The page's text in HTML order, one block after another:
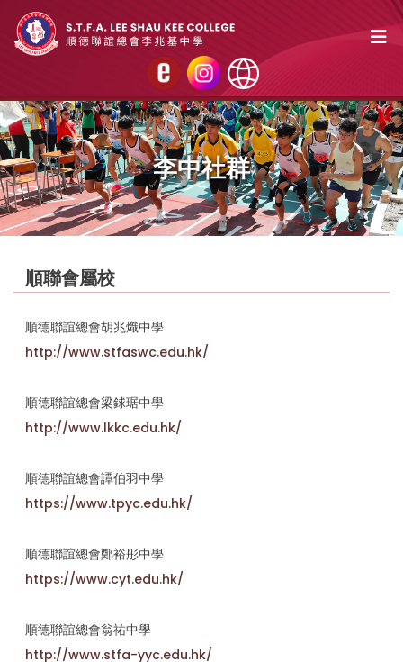
李中社群
順聯會屬校
順德聯誼總會胡兆熾中學
http://www.stfaswc.edu.hk/
順德聯誼總會梁銶琚中學
http://www.lkkc.edu.hk/
順德聯誼總會譚伯羽中學
https://www.tpyc.edu.hk/
順德聯誼總會鄭裕彤中學
https://www.cyt.edu.hk/
順德聯誼總會翁祐中學
http://www.stfa-yyc.edu.hk/